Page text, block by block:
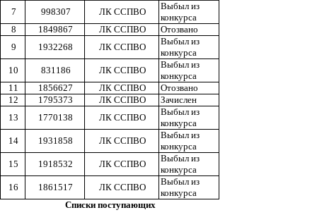
7
998307 ЛК ССПВО
Выбыл из
конкурса
8
1849867 ЛК ССПВО
Отозвано
9
1932268 ЛК ССПВО
Выбыл из
конкурса
10
831186 ЛК ССПВО
Выбыл из
конкурса
11
1856627 ЛК ССПВО
Отозвано
12
1795373 ЛК ССПВО
Зачислен
13
1770138 ЛК ССПВО
Выбыл из
конкурса
14
1931858 ЛК ССПВО
Выбыл из
конкурса
15
1918532 ЛК ССПВО
Выбыл из
конкурса
16
1861517 ЛК ССПВО
Выбыл из
конкурса
Списки поступающих